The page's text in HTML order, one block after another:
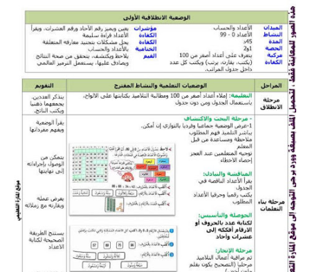
بنك الفروض و الاختبارات
محفظة الأستاذ
بنك مذكرات الاستاذ
بنك التوزيعات الشهرية
دفاتر استاذ التعليم الابتدائي
المسابقات المهنية
البحوث الجاهزة
بحوث اللغة العربية